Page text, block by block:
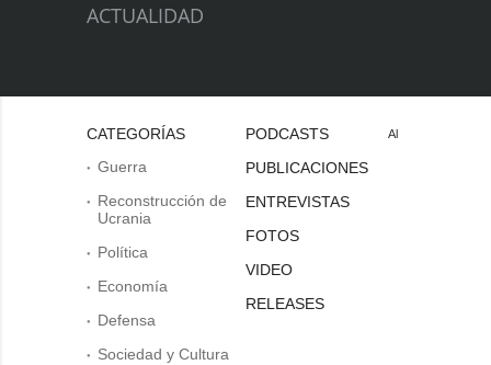
ACTUALIDAD
CATEGORÍAS
Guerra
Reconstrucción de
Ucrania
Política
Economía
Defensa
Sociedad y Cultura
PODCASTS
PUBLICACIONES
ENTREVISTAS
FOTOS
VIDEO
RELEASES
Al